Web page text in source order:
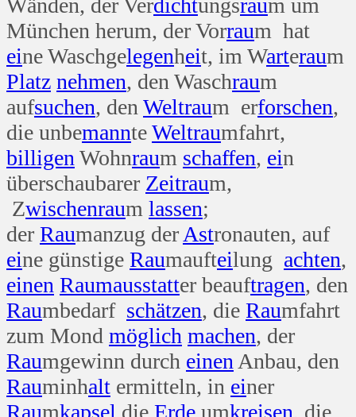
Wänden, der Verdichtungsraum um
München herum, der Vorraum hat
eine Waschgelegenheit, im Warteraum
Platz nehmen, den Waschraum
aufsuchen, den Weltraum erforschen,
die unbemannteWeltraumfahrt,
billigen Wohnraum schaffen, ein
überschaubarer Zeitraum,
Zwischenraum lassen;
der Raumanzug der Astronauten, auf
eine günstige Raumaufteilung achten,
einen Raumausstatter beauftragen, den
Raumbedarf schätzen, die Raumfahrt
zum Mond möglich machen, der
Raumgewinn durch einen Anbau, den
Rauminhalt ermitteln, in einer
Raumkapsel die Erde umkreisen, die